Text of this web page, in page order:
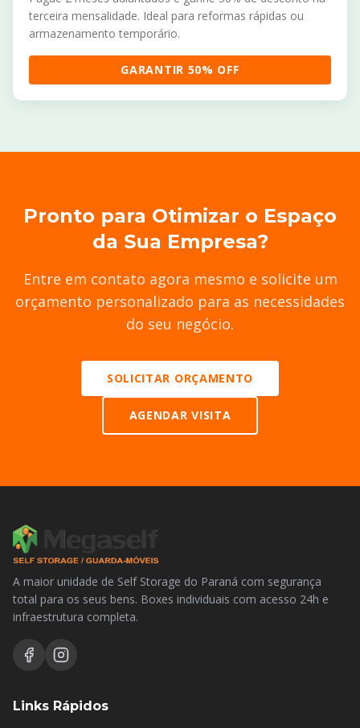
terceira mensalidade. Ideal para reformas rápidas ou
armazenamento temporário.
GARANTIR 50% OFF
Pronto para Otimizar o Espaço
da Sua Empresa?
Entre em contato agora mesmo e solicite um
orçamento personalizado para as necessidades
do seu negócio.
SOLICITAR ORÇAMENTO
AGENDAR VISITA
A maior unidade de Self Storage do Paraná com segurança
total para os seus bens. Boxes individuais com acesso 24h e
infraestrutura completa.
Links Rápidos